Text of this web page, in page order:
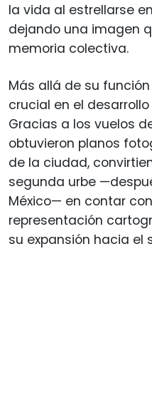
la vida al estrellarse
dejando una imagen
memoria colectiva.
Más allá de su
crucial en el
Gracias a los vuelos
obtuvieron planos
de la ciudad,
segunda urbe
México— en contar
representación
su expansión hacia el